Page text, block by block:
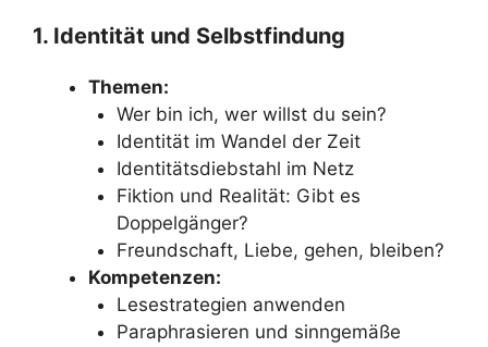
1. Identität und Selbstfindung
Themen:
Wer bin ich, wer willst du sein?
Identität im Wandel der Zeit
Identitätsdiebstahl im Netz
Fiktion und Realität: Gibt es
Doppelgänger?
Freundschaft, Liebe, gehen, bleiben?
Kompetenzen:
Lesestrategien anwenden
Paraphrasieren und sinngemäße